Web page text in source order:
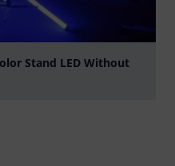
Stand LED Without